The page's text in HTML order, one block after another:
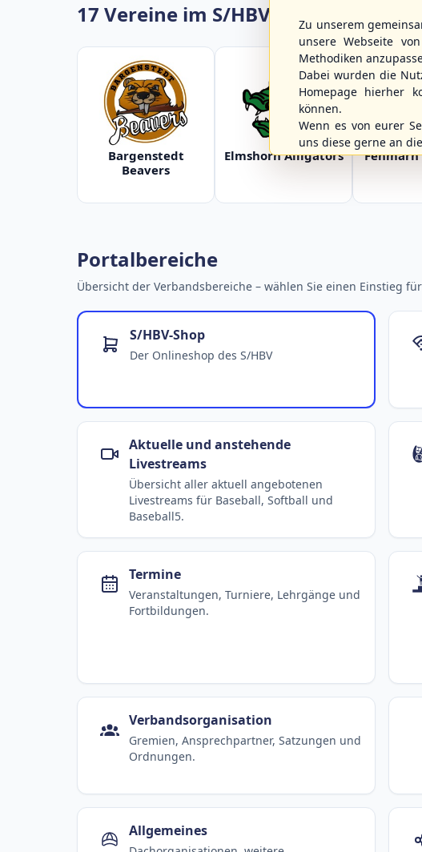
17 Vereine im S/HBV
Bargenstedt
Beavers
Elmshorn Alligators
Portalbereiche
Übersicht der Verbandsbereiche – wählen Sie einen Einstieg
S/HBV-Shop
Der Onlineshop des S/HBV
Aktuelle und anstehende
Livestreams
Übersicht aller aktuell angebotenen
Livestreams für Baseball, Softball und
Baseball5.
Termine
Veranstaltungen, Turniere, Lehrgänge und
Fortbildungen.
Verbandsorganisation
Gremien, Ansprechpartner, Satzungen und
Ordnungen.
Allgemeines
Zu unserem
unsere Webseite
Methodiken
Dabei wurden die
Homepage hierher
können.
Wenn es von eurer
uns diese gerne an